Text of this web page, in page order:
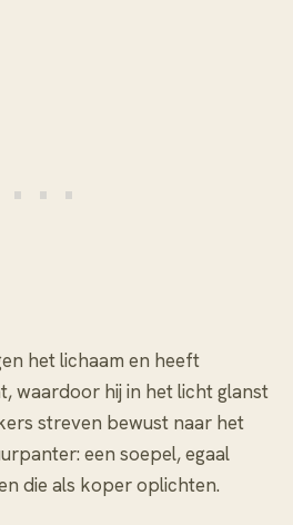
het lichaam en heeft
waardoor hij in het licht glanst
streven bewust naar het
een soepel, egaal
die als koper oplichten.